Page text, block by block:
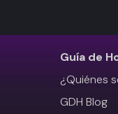
Guía de
¿Quiénes
GDH Blog